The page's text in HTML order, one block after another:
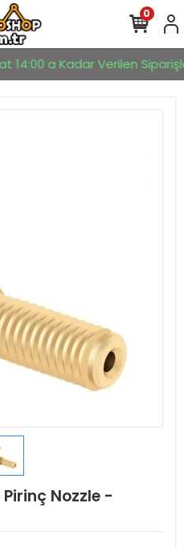
14:00 a Kadar Verilen
0
Nozzle -